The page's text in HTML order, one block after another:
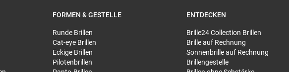
FORMEN & GESTELLE
Runde Brillen
Cat-eye Brillen
Eckige Brillen
Pilotenbrillen
ENTDECKEN
Brille24 Collection Brillen
Brille auf Rechnung
Sonnenbrille auf Rechnung
Brillengestelle